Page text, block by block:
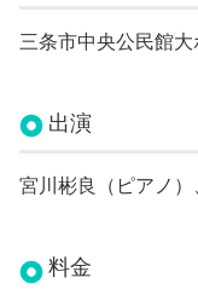
三条市中央公民館
出演
宮川彬良（ピアノ）
料金